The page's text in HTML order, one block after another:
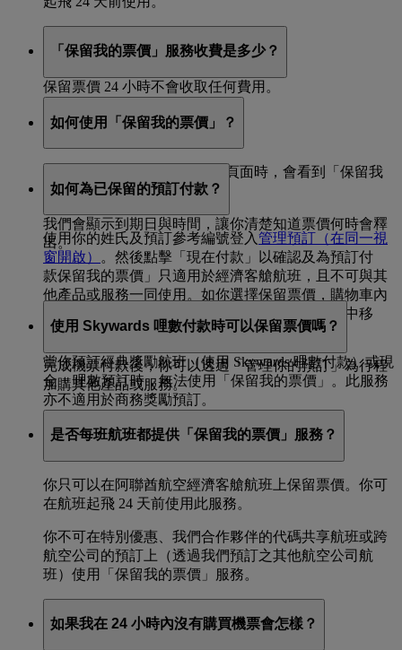
「保留我的票價」服務收費是多少？
保留票價 24 小時不會收取任何費用。
如何使用「保留我的票價」？
當你在 emirates.com 進入付款頁面時，會看到「保留我
的票價」選項。
我們會顯示到期日與時間，讓你清楚知道票價何時會釋
出。
「保留我的票價」只適用於經濟客艙航班，且不可與其
他產品或服務一同使用。如你選擇保留票價，購物車內
的其他產品或服務（例如旅遊保險）將會從預訂中移
除。
完成機票付款後，你可以透過「管理你的預訂」為行程
加購其他產品或服務。
如何為已保留的預訂付款？
使用你的姓氏及預訂參考編號登入 管理預訂 （在同一視
窗開啟）
。然後點擊「現在付款」以確認及為預訂付
款。
使用 Skywards 哩數付款時可以保留票價嗎？
當你預訂經典獎勵航班（使用 Skywards 哩數付款）或現
金 + 哩數預訂時，無法使用「保留我的票價」。此服務
亦不適用於商務獎勵預訂。
是否每班航班都提供「保留我的票價」服務？
你只可以在阿聯酋航空經濟客艙航班上保留票價。你可
在航班起飛 24 天前使用此服務。
你不可在特別優惠、我們合作夥伴的代碼共享航班或跨
航空公司的預訂上（透過我們預訂之其他航空公司航
班）使用「保留我的票價」服務。
如果我在 24 小時內沒有購買機票會怎樣？